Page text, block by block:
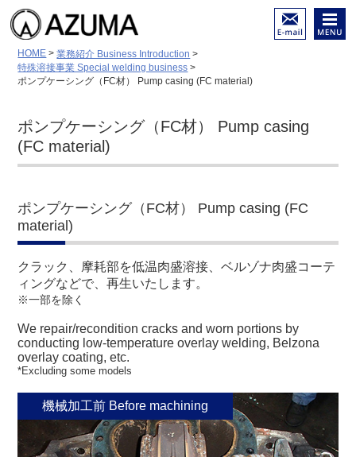
陸舶用内燃機関 各種部品
（摩耗・亀裂・破損）等の
修理と再生
低温溶接－特殊溶接－金属
加工
HOME >業務紹介 Business Introduction >
特殊溶接事業 Special welding business >
ポンプケーシング（FC材） Pump casing (FC material)
ポンプケーシング（FC材） Pump casing
(FC material)
ポンプケーシング（FC材） Pump casing (FC
material)
クラック、摩耗部を低温肉盛溶接、ベルゾナ肉盛コーテ
ィングなどで、再生いたします。
※一部を除く
We repair/recondition cracks and worn portions by
conducting low-temperature overlay welding, Belzona
overlay coating, etc.
*Excluding some models
機械加工前 Before machining